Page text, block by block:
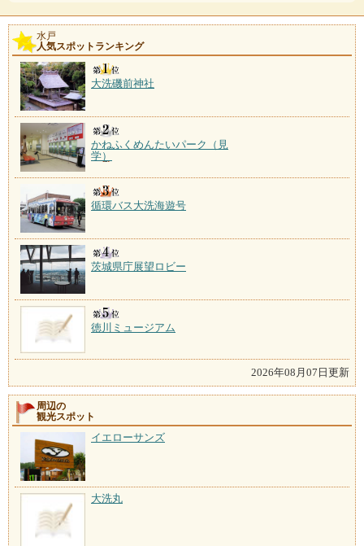
水戸
人気スポットランキング
大洗磯前神社
かねふくめんたいパーク（見
学）
循環バス大洗海遊号
茨城県庁展望ロビー
徳川ミュージアム
2026年08月07日更新
周辺の
観光スポット
イエローサンズ
大洗丸